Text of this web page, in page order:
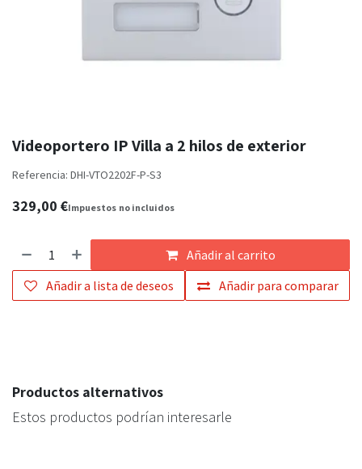
Videoportero IP Villa a 2 hilos de exterior
Referencia: DHI-VTO2202F-P-S3
329,00 €Impuestos no incluidos
Añadir al carrito
Añadir para comparar
Añadir a lista de deseos
Productos alternativos
Estos productos podrían interesarle